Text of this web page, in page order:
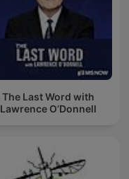
The Last Word with
Lawrence O’Donnell